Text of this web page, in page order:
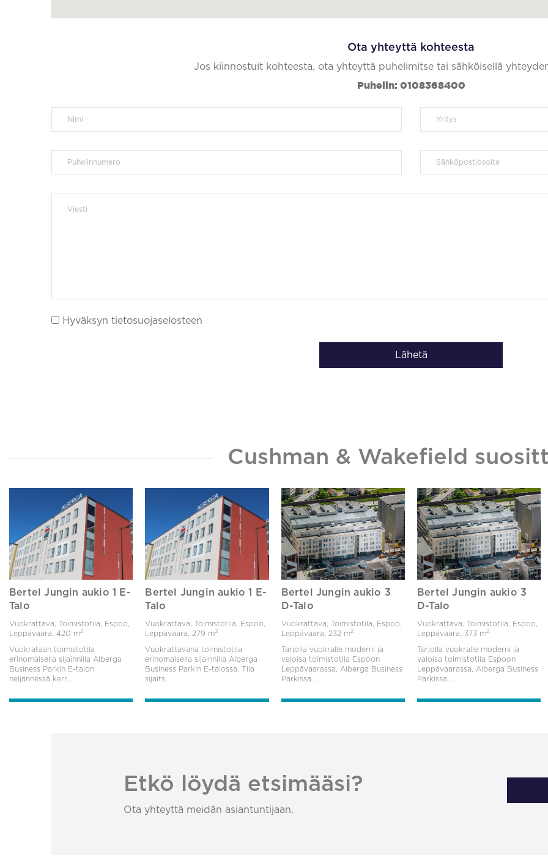
Ota yhteyttä kohteesta
Jos kiinnostuit kohteesta, ota yhteyttä puhelimitse tai sähköisellä
Puhelin: 0108368400
Hyväksyn tietosuojaselosteen
Lähetä
Cushman & Wakefield
Bertel Jungin aukio 1 E-
Talo
Vuokrattava, Toimistotila, Espoo,
Leppävaara, 420 m2
Vuokrataan toimistotila
erinomaisella sijainnilla Alberga
Business Parkin E-talon
neljännessä kerr...
Bertel Jungin aukio 1 E-
Talo
Vuokrattava, Toimistotila, Espoo,
Leppävaara, 279 m2
Vuokrattavana toimistotila
erinomaisella sijainnilla Alberga
Business Parkin E-talossa. Tila
sijaits...
Bertel Jungin aukio 3
D-Talo
Vuokrattava, Toimistotila, Espoo,
Leppävaara,
232 m2
Tarjolla vuokralle moderni ja
valoisa toimistotila Espoon
Leppävaarassa, Alberga Business
Parkissa....
Bertel Jungin aukio 3
D-Talo
Vuokrattava, Toimistotila, Espoo,
Leppävaara, 373 m2
Tarjolla vuokralle moderni ja
valoisa toimistotila Espoon
Leppävaarassa, Alberga Business
Parkissa....
Etkö löydä etsimääsi?
Ota yhteyttä meidän asiantuntijaan.